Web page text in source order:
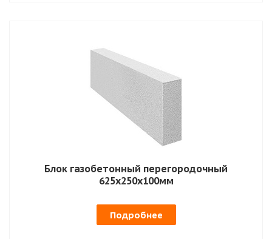
Блок газобетонный перегородочный
625х250х100мм
Подробнее